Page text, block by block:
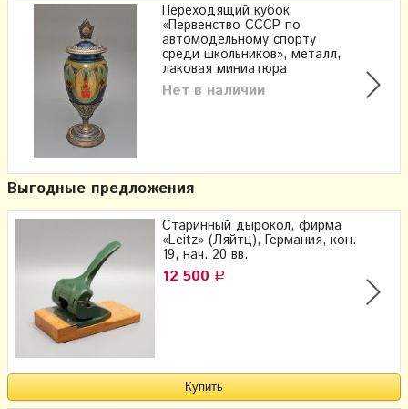
Переходящий кубок
«Первенство СССР по
автомодельному спорту
среди школьников», металл,
лаковая миниатюра
Нет в наличии
Выгодные предложения
Старинный дырокол, фирма
«Leitz» (Ляйтц), Германия, кон.
19, нач. 20 вв.
12 500 Р